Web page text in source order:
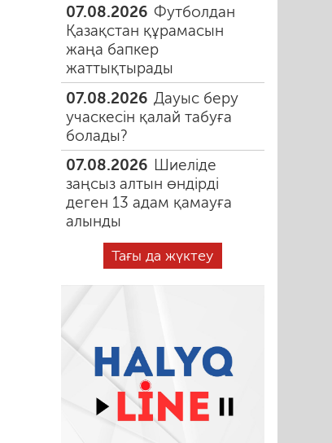
07.08.2026 Футболдан
Қазақстан құрамасын
жаңа бапкер
жаттықтырады
07.08.2026 Дауыс беру
учаскесін қалай табуға
болады?
07.08.2026 Шиеліде
заңсыз алтын өндірді
деген 13 адам қамауға
алынды
Тағы да жүктеу